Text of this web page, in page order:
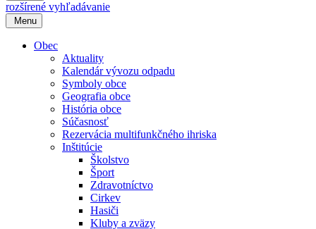
rozšírené vyhľadávanie
Menu
Obec
Aktuality
Kalendár vývozu odpadu
Symboly obce
Geografia obce
História obce
Súčasnosť
Rezervácia multifunkčného ihriska
Inštitúcie
Školstvo
Šport
Zdravotníctvo
Cirkev
Hasiči
Kluby a zväzy